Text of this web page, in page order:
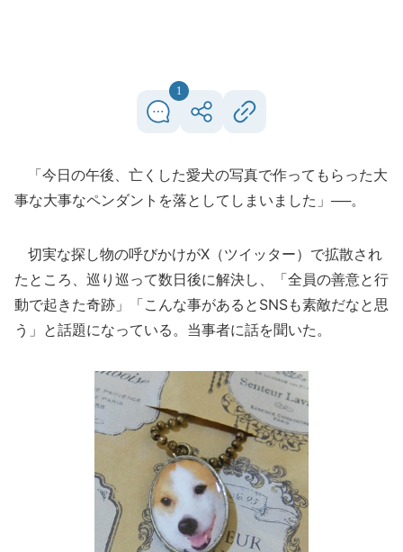
1
「今日の午後、亡くした愛犬の写真で作ってもらった大
事な大事なペンダントを落としてしまいました」──。
切実な探し物の呼びかけがX（ツイッター）で拡散され
たところ、巡り巡って数日後に解決し、「全員の善意と行
動で起きた奇跡」「こんな事があるとSNSも素敵だなと思
う」と話題になっている。当事者に話を聞いた。